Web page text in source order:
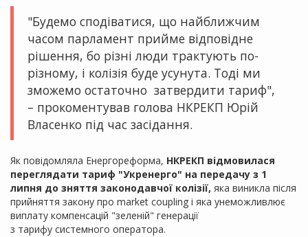
"Будемо сподіватися, що найближчим
часом парламент прийме відповідне
рішення, бо різні люди трактують по-
різному, і колізія буде усунута. Тоді ми
зможемо остаточно затвердити тариф",
– прокоментував голова НКРЕКП Юрій
Власенко під час засідання.
Як повідомляла Енергореформа, НКРЕКП відмовилася
переглядати тариф "Укренерго" на передачу з 1
липня до зняття законодавчої колізії, яка виникла після
прийняття закону про market coupling і яка унеможливлює
виплату компенсацій "зеленій" генерації
з тарифу системного оператора.